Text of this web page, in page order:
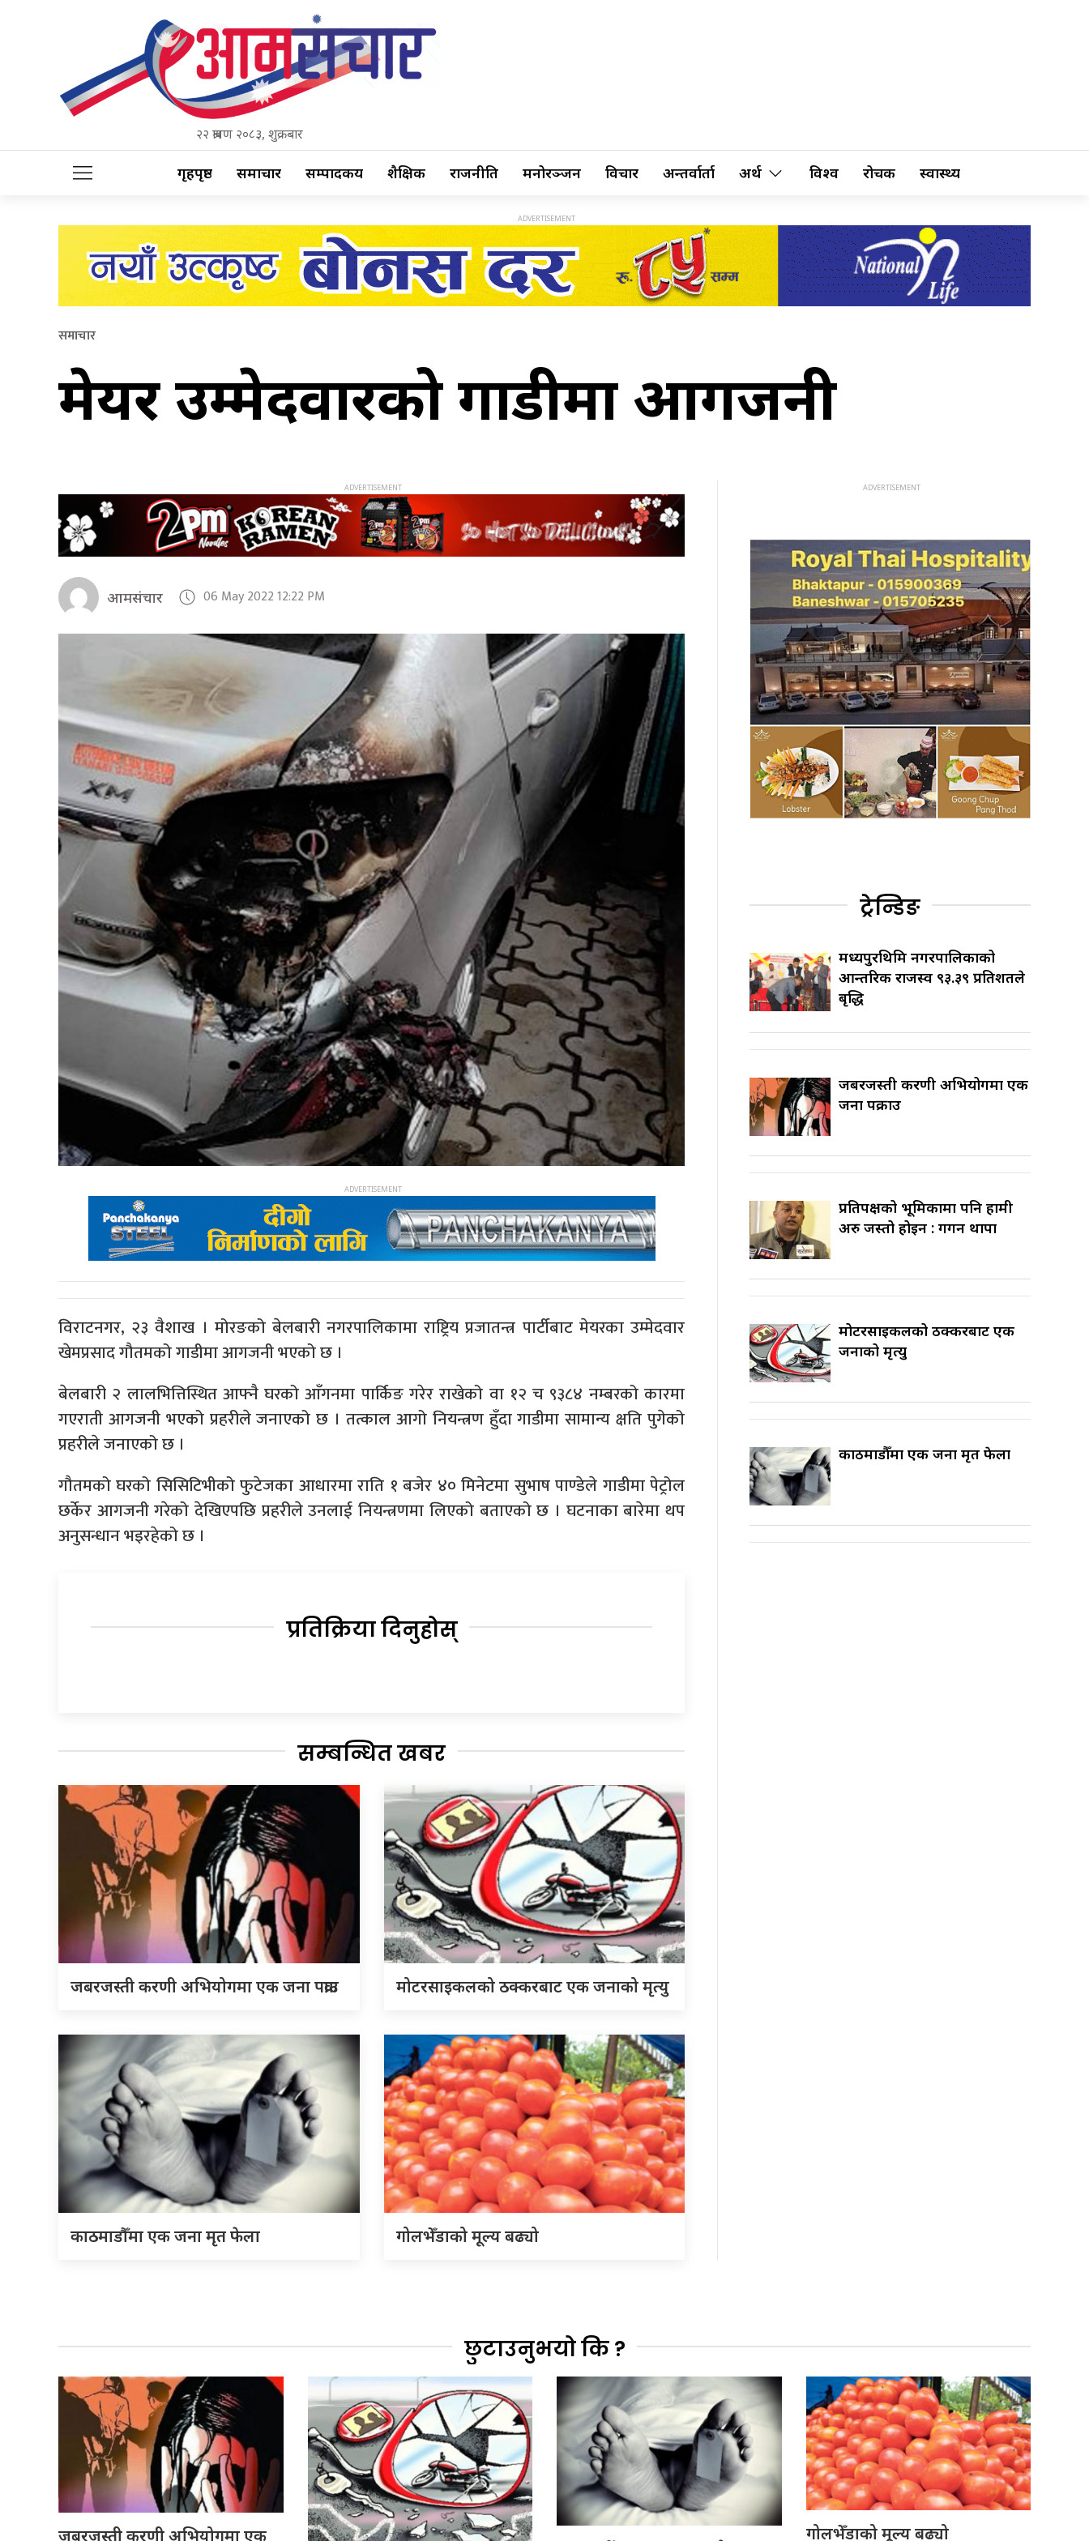
२२ श्रावण २०८३, शुक्रबार
गृहपृष्ठ समाचार सम्पादकीय शैक्षिक राजनीति मनोरञ्जन विचार अन्तर्वार्ता अर्थ विश्व रोचक स्वास्थ्य
समाचार
मेयर उम्मेदवारको गाडीमा आगजनी
आमसंचार 06 May 2022 12:22 PM
विराटनगर, २३ वैशाख । मोरङको बेलबारी नगरपालिकामा राष्ट्रिय प्रजातन्त्र पार्टीबाट मेयरका उम्मेदवार
खेमप्रसाद गौतमको गाडीमा आगजनी भएको छ ।
बेलबारी २ लालभित्तिस्थित आफ्नै घरको आँगनमा पार्किङ गरेर राखेको वा १२ च ९३८४ नम्बरको कारमा
गएराती आगजनी भएको प्रहरीले जनाएको छ । तत्काल आगो नियन्त्रण हुँदा गाडीमा सामान्य क्षति पुगेको
प्रहरीले जनाएको छ ।
गौतमको घरको सिसिटिभीको फुटेजका आधारमा राति १ बजेर ४० मिनेटमा सुभाष पाण्डेले गाडीमा पेट्रोल
छर्केर आगजनी गरेको देखिएपछि प्रहरीले उनलाई नियन्त्रणमा लिएको बताएको छ । घटनाका बारेमा थप
अनुसन्धान भइरहेको छ ।
प्रतिक्रिया दिनुहोस्
सम्बन्धित खबर
जबरजस्ती करणी अभियोगमा एक जना पक्राउ मोटरसाइकलको ठक्करबाट एक जनाको मृत्यु
काठमाडौँमा एक जना मृत फेला गोलभेँडाको मूल्य बढ्यो
ट्रेन्डिङ
मध्यपुरथिमि नगरपालिकाको
आन्तरिक राजस्व ९३.३९ प्रतिशतले
बृद्धि
जबरजस्ती करणी अभियोगमा एक
जना पक्राउ
प्रतिपक्षको भूमिकामा पनि हामी
अरु जस्तो होइन : गगन थापा
मोटरसाइकलको ठक्करबाट एक
जनाको मृत्यु
काठमाडौँमा एक जना मृत फेला
छुटाउनुभयो कि ?
जबरजस्ती करणी अभियोगमा एक गोलभेँडाको मूल्य बढ्यो